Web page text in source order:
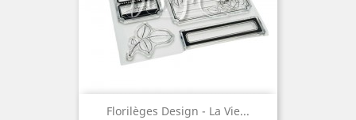
Florilèges Design - La Vie...